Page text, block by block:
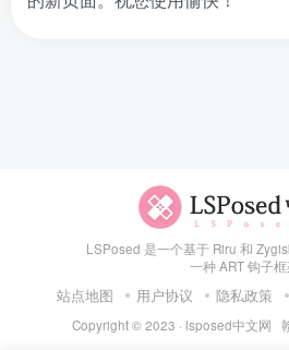
LSPosed 是一个基于 Riru 和
一种 ART 钩子框
站点地图 用户协议 隐私政策
Copyright © 2023 · lsposed中文网